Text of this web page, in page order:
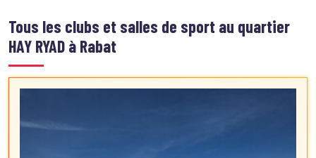
Tous les clubs et salles de sport au quartier
HAY RYAD à Rabat